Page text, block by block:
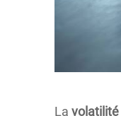
La volatilité